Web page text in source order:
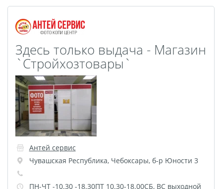
Фотосъемка в студии
Сланцы
Бессмертный полк
Ритуальная керамика
Полотенце с именем
Обложка для
документов
Брелок Госномер
Кухонные
принадлежности
Фото на стеклянной
рамке
Здесь только выдача - Магазин
`Стройхозтовары`
Антей сервис
Чувашская Республика, Чебоксары, б-р Юности 3
ПН-ЧТ -10.30 -18.30ПТ 10.30-18.00СБ, ВС выходной